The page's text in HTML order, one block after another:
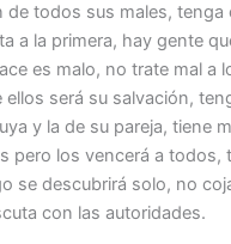
de todos sus males, tenga
a la primera, hay gente
es malo, no trate mal a
ellos será su salvación,
y la de su pareja, tiene
pero los vencerá a todos,
se descubrirá solo, no
con las autoridades.